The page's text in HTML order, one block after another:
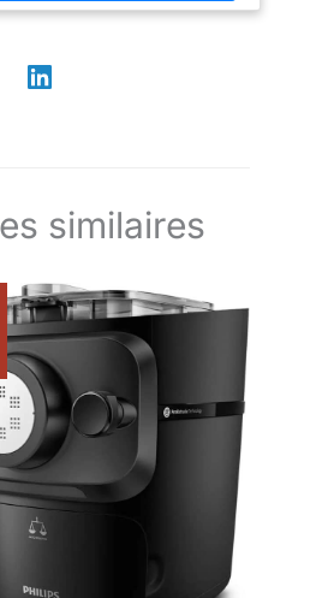
d’utilisation de
similaires